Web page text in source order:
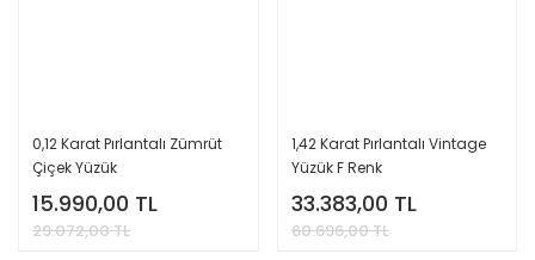
0,12 Karat Pırlantalı Zümrüt
Çiçek Yüzük
15.990,00 TL
29.072,00 TL
1,42 Karat Pırlantalı Vintage
Yüzük F Renk
33.383,00 TL
60.696,00 TL